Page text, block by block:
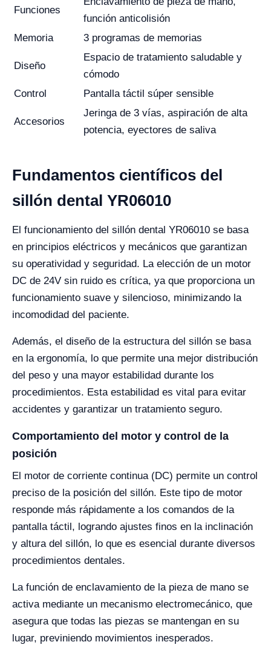
Funciones
función anticolisión
Memoria
3 programas de memorias
Diseño
Espacio de tratamiento saludable y
cómodo
Control
Pantalla táctil súper sensible
Accesorios
Jeringa de 3 vías, aspiración de alta
potencia, eyectores de saliva
Fundamentos científicos del
sillón dental YR06010
El funcionamiento del sillón dental YR06010 se basa
en principios eléctricos y mecánicos que garantizan
su operatividad y seguridad. La elección de un motor
DC de 24V sin ruido es crítica, ya que proporciona un
funcionamiento suave y silencioso, minimizando la
incomodidad del paciente.
Además, el diseño de la estructura del sillón se basa
en la ergonomía, lo que permite una mejor distribución
del peso y una mayor estabilidad durante los
procedimientos. Esta estabilidad es vital para evitar
accidentes y garantizar un tratamiento seguro.
Comportamiento del motor y control de la
posición
El motor de corriente continua (DC) permite un control
preciso de la posición del sillón. Este tipo de motor
responde más rápidamente a los comandos de la
pantalla táctil, logrando ajustes finos en la inclinación
y altura del sillón, lo que es esencial durante diversos
procedimientos dentales.
La función de enclavamiento de la pieza de mano se
activa mediante un mecanismo electromecánico, que
asegura que todas las piezas se mantengan en su
lugar, previniendo movimientos inesperados.